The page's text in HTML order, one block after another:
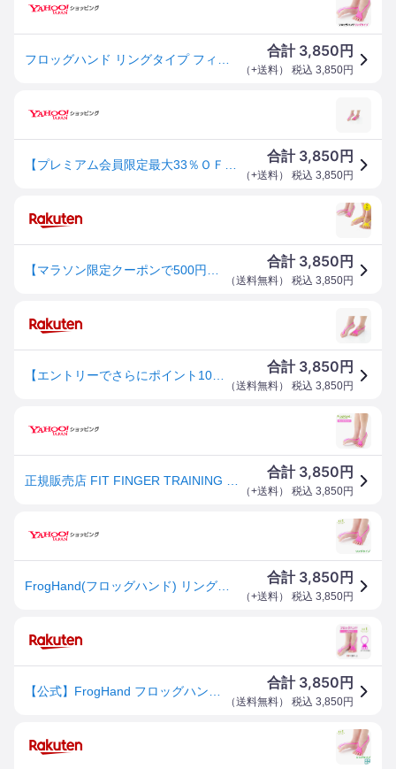
合計 3,850 円
（+送料） 税込 3,850円
合計 3,850 円
（+送料） 税込 3,850円
合計 3,850 円
（送料無料） 税込 3,850円
合計 3,850 円
（送料無料） 税込 3,850円
合計 3,850 円
（+送料） 税込 3,850円
合計 3,850 円
（+送料） 税込 3,850円
合計 3,850 円
（送料無料） 税込 3,850円